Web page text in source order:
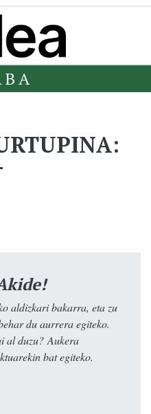
aldizkari bakarra, eta zu
du aurrera egiteko.
al duzu? Aukera
bat egiteko.